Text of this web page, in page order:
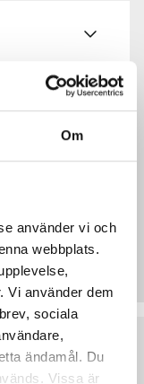
Om
använder vi och
webbplats.
Vi använder dem
sociala
ändamål. Du
Vissa är
produkt